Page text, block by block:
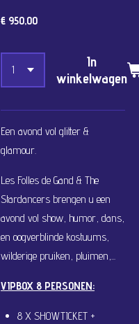
€ 950,00
In
winkelwagen
Een avond vol glitter &
glamour.
Les Folles de Gand & The
Stardancers brengen u een
avond vol show, humor, dans,
en oogverblinde kostuums,
wilderige pruiken, pluimen,...
VIPBOX 8 PERSONEN:
8 X SHOWTICKET +